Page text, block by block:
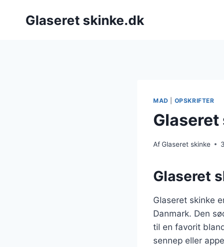
Glaseret skinke.dk
MAD OPSKRIFTER
AfGlaseret skinke
Glaseret
Glaseret skinke
Danmark. Den
til en favorit
sennep eller